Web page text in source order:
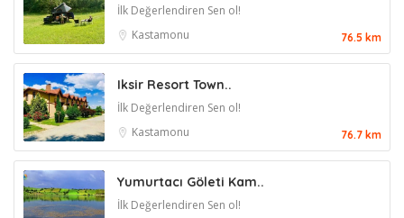
İlk Değerlendiren Sen ol!
Kastamonu
76.5 km
Iksir Resort Town..
İlk Değerlendiren Sen ol!
Kastamonu
76.7 km
Yumurtacı Göleti Kam..
İlk Değerlendiren Sen ol!